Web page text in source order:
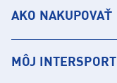
AKO NAKUPOVAŤ
MÔJ INTERSPORT